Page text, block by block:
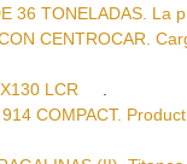
36 TONELADAS. La
CENTROCAR.
LCR
COMPACT.